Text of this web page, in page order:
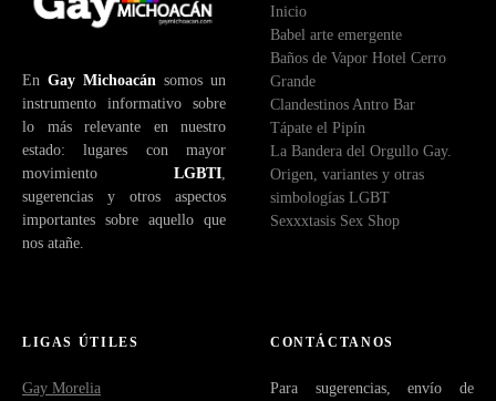
En Gay Michoacán somos un
instrumento informativo sobre
lo más relevante en nuestro
estado: lugares con mayor
movimiento LGBTI,
sugerencias y otros aspectos
importantes sobre aquello que
nos atañe.
Inicio
Babel arte emergente
Baños de Vapor Hotel Cerro
Grande
Clandestinos Antro Bar
Tápate el Pipín
La Bandera del Orgullo Gay.
Origen, variantes y otras
simbologías LGBT
Sexxxtasis Sex Shop
LIGAS ÚTILES
Gay Morelia
CONTÁCTANOS
Para sugerencias, envío de